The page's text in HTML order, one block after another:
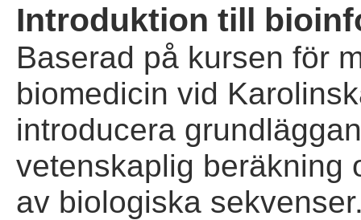
Introduktion till
Baserad på kursen för
biomedicin vid
introducera
vetenskaplig beräkning
av biologiska